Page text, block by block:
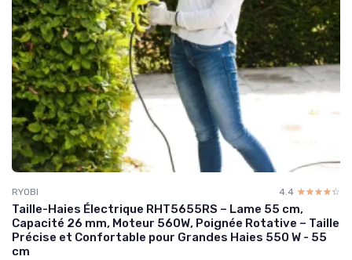
RYOBI 4.4 ☆☆☆☆☆
★★★★★
Taille-Haies Électrique RHT5655RS – Lame 55 cm,
Capacité 26 mm, Moteur 560W, Poignée Rotative – Taille
Précise et Confortable pour Grandes Haies 550 W - 55
cm